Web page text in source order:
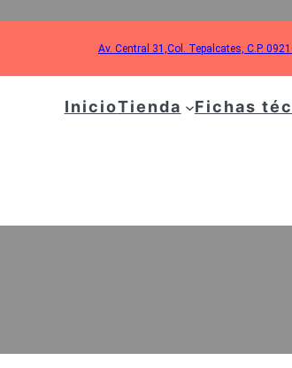
Av. Central 31,Col. Tepalcates, C.P.
InicioTienda Fichas
MOTOR 6.5